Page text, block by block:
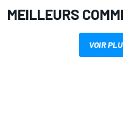
MEILLEURS
VOIR